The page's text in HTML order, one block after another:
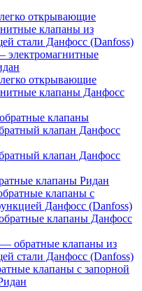
открывающие
клапаны из
стали Данфосс (Danfoss)
открывающие
клапаны Данфосс
клапаны
клапан Данфосс
клапан Данфосс
клапаны Ридан
клапаны с
Данфосс (Danfoss)
клапаны Данфосс
обратные клапаны из
стали Данфосс (Danfoss)
клапаны с запорной